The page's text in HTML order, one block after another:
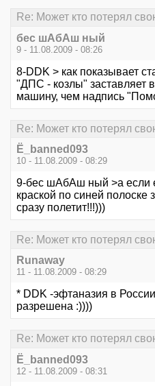
Re: Может кто потерял
бес шАбАш ный
9 - 11.08.2009 - 08:26
8-DDK > как показывает
"ДПС - козлы" заставляет
машину, чем надпись
Re: Может кто потерял
Ё_banned093
10 - 11.08.2009 - 08:29
9-бес шАбАш ный >а если
краской по синей полоске
сразу полетит!!!)))
Re: Может кто потерял
Runaway
11 - 11.08.2009 - 08:29
* DDK -эфтаназия в
разрешена :))))
Re: Может кто потерял
Ё_banned093
12 - 11.08.2009 - 08:31